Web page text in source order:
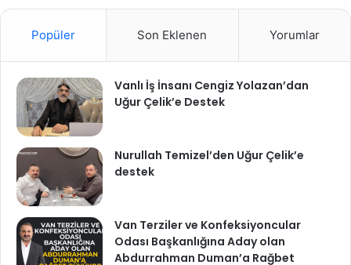
Popüler Son Eklenen Yorumlar
Vanlı İş İnsanı Cengiz Yolazan’dan
Uğur Çelik’e Destek
Nurullah Temizel’den Uğur Çelik’e
destek
Van Terziler ve Konfeksiyoncular
Odası Başkanlığına Aday olan
Abdurrahman Duman’a Rağbet